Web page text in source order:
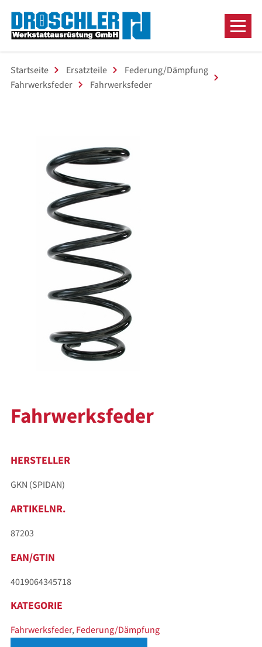
Startseite Ersatzteile
Federung/Dämpfung
Fahrwerksfeder
Fahrwerksfeder
Fahrwerksfeder
HERSTELLER
GKN (SPIDAN)
ARTIKELNR.
87203
EAN/GTIN
4019064345718
KATEGORIE
Fahrwerksfeder, Federung/Dämpfung